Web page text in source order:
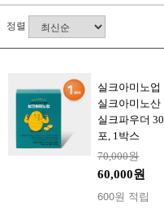
정렬
실크아미노업
실크아미노산
실크파우더 30
포, 1박스
70,000원
60,000원
600원 적립